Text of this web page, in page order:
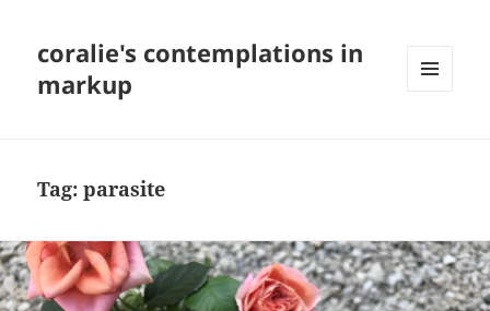
coralie's contemplations in
markup
Tag:parasite